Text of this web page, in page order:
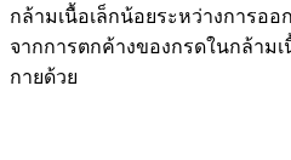
กล้ามเนื้อเล็กน้อยระหว่างการออ
จากการตกค้างของกรดในกล้าม
กายด้วย